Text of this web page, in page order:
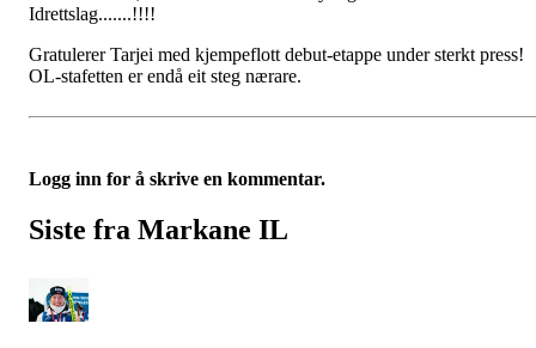
Idrettslag.......!!!!
Gratulerer Tarjei med kjempeflott debut-etappe under sterkt press!
OL-stafetten er endå eit steg nærare.
Logg inn for å skrive en kommentar.
Siste fra Markane IL